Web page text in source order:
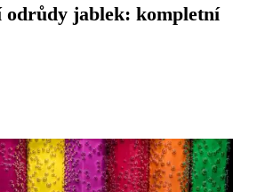
odrůdy jablek: kompletní